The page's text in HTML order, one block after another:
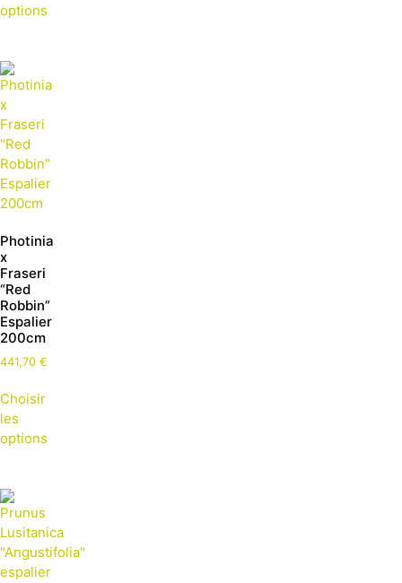
options
Photinia
x
Fraseri
“Red
Robbin”
Espalier
200cm
441,70 €
Choisir
les
options